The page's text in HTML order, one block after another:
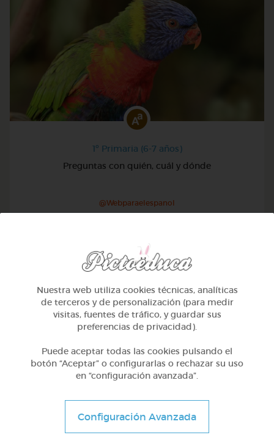
1º Primaria (6-7 años)
Preguntas con quién, cuál y dónde
@Webparaelespanol
Preguntas con qué
Nuestra web utiliza cookies técnicas, analíticas
de terceros y de personalización (para medir
visitas, fuentes de tráfico, y guardar sus
preferencias de privacidad).
Puede aceptar todas las cookies pulsando el
botón “Aceptar” o configurarlas o rechazar su uso
en “configuración avanzada”.
Configuración Avanzada